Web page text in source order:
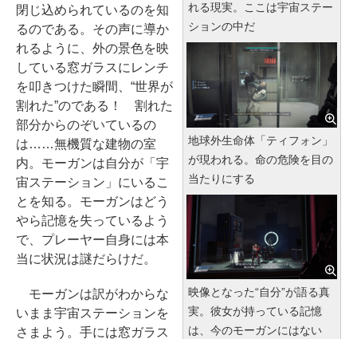
れる現実。ここは宇宙ステー
ションの中だ
地球外生命体「ティフォン」
が現われる。命の危険を目の
当たりにする
映像となった“自分”が語る真
実。彼女が持っている記憶
は、今のモーガンにはない
閉じ込められているのを知
るのである。その声に導か
れるように、外の景色を映
している窓ガラスにレンチ
を叩きつけた瞬間、“世界が
割れた”のである！ 割れた
部分からのぞいているの
は……無機質な建物の室
内。モーガンは自分が「宇
宙ステーション」にいるこ
とを知る。モーガンはどう
やら記憶を失っているよう
で、プレーヤー自身には本
当に状況は謎だらけだ。
モーガンは訳がわからな
いまま宇宙ステーションを
さまよう。手には窓ガラス